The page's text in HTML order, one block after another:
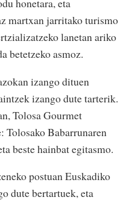
honetara, eta
martxan jarritako turismo
lanetan ariko
betetzeko asmoz.
izango dituen
izango dute tarterik.
Tolosa Gourmet
Tolosako Babarrunaren
beste hainbat egitasmo.
postuan Euskadiko
dute bertartuek, eta